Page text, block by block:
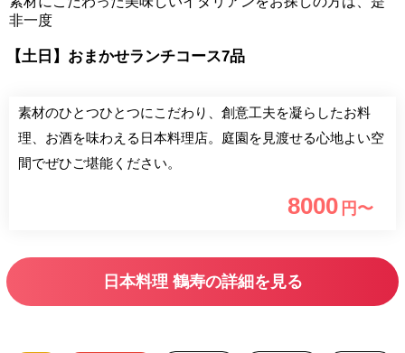
非一度
【土日】おまかせランチコース7品
素材のひとつひとつにこだわり、創意工夫を凝らしたお料
理、お酒を味わえる日本料理店。庭園を見渡せる心地よい空
間でぜひご堪能ください。
8000 円〜
日本料理 鶴寿の詳細を見る